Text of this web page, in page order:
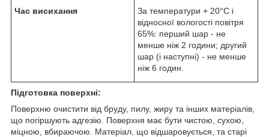
Час висихання
За температури + 20°С і
відносної вологості повітря
65%: перший шар - не
менше ніж 2 години; другий
шар (і наступні) - не менше
ніж 6 годин.
Підготовка поверхні:
Поверхню очистити від бруду, пилу, жиру та інших матеріалів,
що погіршують адгезію. Поверхня має бути чистою, сухою,
міцною, вбираючою. Матеріал, що відшаровується, та старі